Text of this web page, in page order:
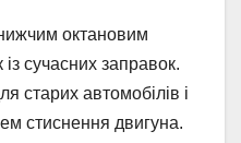
октановим
сучасних заправок.
старих автомобілів і
стиснення двигуна.